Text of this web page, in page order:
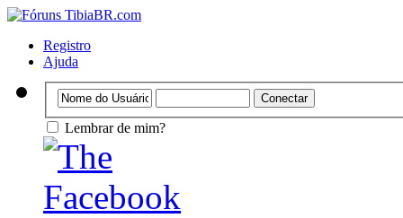
Registro
Ajuda
Lembrar de mim?